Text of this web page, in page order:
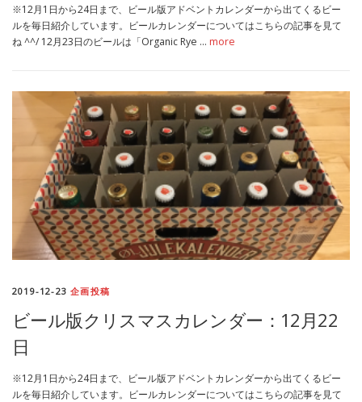
※12月1日から24日まで、ビール版アドベントカレンダーから出てくるビー
ルを毎日紹介しています。ビールカレンダーについてはこちらの記事を見て
ね ^^/ 12月23日のビールは「Organic Rye … more
2019-12-23企画投稿
ビール版クリスマスカレンダー：12月22
日
※12月1日から24日まで、ビール版アドベントカレンダーから出てくるビー
ルを毎日紹介しています。ビールカレンダーについてはこちらの記事を見て